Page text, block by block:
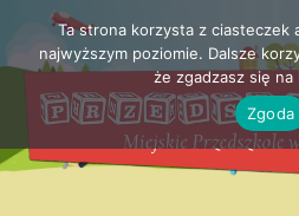
Przejdź
treści
Ta strona korzysta z ciasteczek
najwyższym poziomie. Dalsze
że zgadzasz się na
Zgoda